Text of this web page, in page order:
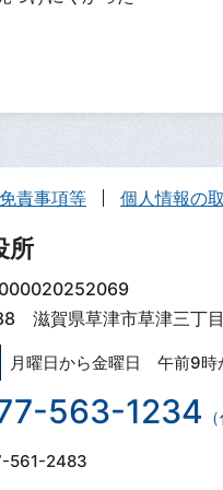
責事項等 個人情報の
所
滋賀県草津市草津三丁
月曜日から金曜日 午前9時
563-1234
561-2483